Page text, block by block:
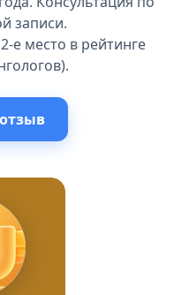
записи.
е место в рейтинге